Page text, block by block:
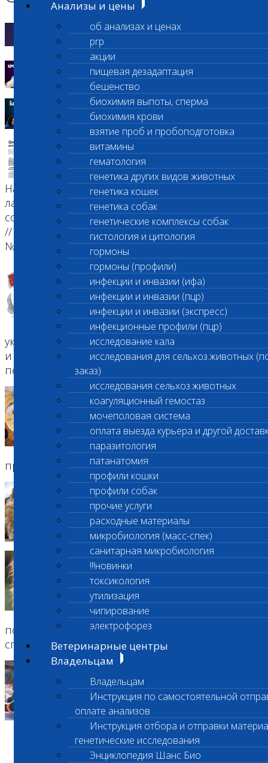
Анализы и цены
об анализах и ценах
prp
акции
пищевая дезадаптация
бешенство
биохимия выпоты, сперма
биохимия крови
взятие проб и пробоподготовка
витамины
гематология
генетика других видов животных
генетика кошек
генетика собак
генетические комплексы собак
гистология и цитология
гормоны
гормоны (профили)
инфекции и инвазии (ифа)
инфекции и инвазии (пцр)
инфекции и инвазии (экспресс)
инфекционные профили (пцр)
исследование кала
исследования для сельхоз.животных
заказ)
исследования сельхоз.животных
коагуляционный гемостаз
мочеполовая система
оплата выезда курьера и другой
паразитология
патанатомия
профили кошки
профили собак
прочие услуги
расходные материалы
микробиология (масс-спек)
санитарная микробиология
!!!новинки
токсикология
утилизация
чипирование
электрофорез
Ветеринарные центры
Владельцам
Владельцам
Инструкция по самостоятельной
оплате анализов
Инструкция отбора и отправки
генетические исследования
Энциклопедия Шанс Био
01.04.2024
Современные Айболиты
30.01.2023
Как спасают животных
15.01.2023
Кровь для животных
05.04.2021
Преимущества независимой
ветеринарной лаборатории
На ветеринарном рынке существуют
лаборатории с различными правами
собственности. Что выгодно для потребителя?
// СФЕРА: ТЕХНОЛОГИИ, КОРМА, ВЕТЕРИНАРИЯ.
№1 (11) 2020
Как собаки и кошки становятся
донорами
Автомобильные аварии, инфекции,
болезни внутренних органов,
тяжелые отравления, последствия
укуса клещей — есть десятки заболеваний собак
и кошек, при которых может понадобиться
переливание крови. Рас...
Эксклюзив: Недобровольное
донорство
В тот момент я не думал. Торопился
по стоящему в пробках городу,
стараясь быстрее попасть на
противоположную сторону.
Где найти донора для
домашнего питомца
100 граммов спасли много
шариков
Стационар клиники. В отдельном
боксе готовится к выписке
трёхмесячный котёнок Тама. Ему
повезло: его подобрали на улице и успели
спасти.
От укусов клещей спасают
четвероногие доноры